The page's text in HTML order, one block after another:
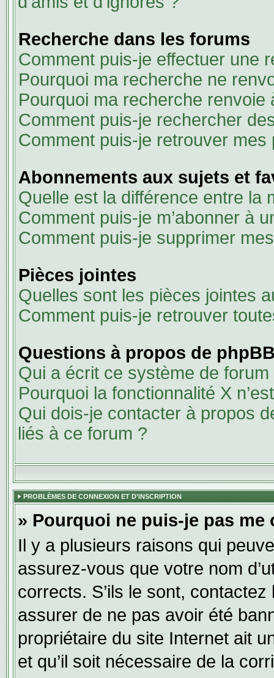
Recherche dans les forums
Comment puis-je effectuer une
Pourquoi ma recherche ne
Pourquoi ma recherche renvoie
Comment puis-je rechercher
Comment puis-je retrouver
Abonnements aux sujets et
Quelle est la différence entre la
Comment puis-je m’abonner à
Comment puis-je supprimer
Pièces jointes
Quelles sont les pièces jointes
Comment puis-je retrouver
Questions à propos de
Qui a écrit ce système de forum
Pourquoi la fonctionnalité X
Qui dois-je contacter à propos
liés à ce forum ?
PROBLÈMES DE CONNEXION ET D’INSCRIPTION
» Pourquoi ne puis-je pas me
Il y a plusieurs raisons qui
assurez-vous que votre nom
corrects. S’ils le sont,
assurer de ne pas avoir été
propriétaire du site Internet ait
et qu’il soit nécessaire de la